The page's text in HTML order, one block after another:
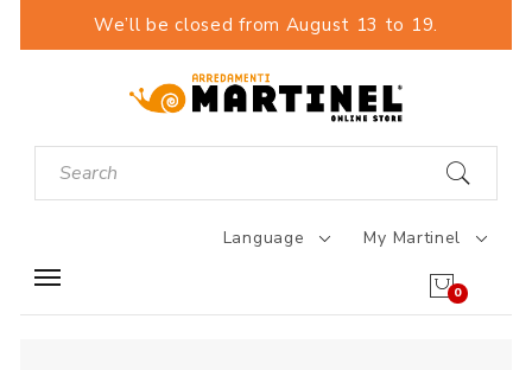
We’ll be closed from August 13 to 19.
Language My Martinel
0